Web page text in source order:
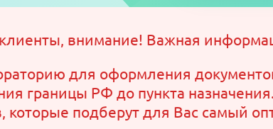
внимание! Важная
для оформления
границы РФ до пункта
которые подберут для Вас самый